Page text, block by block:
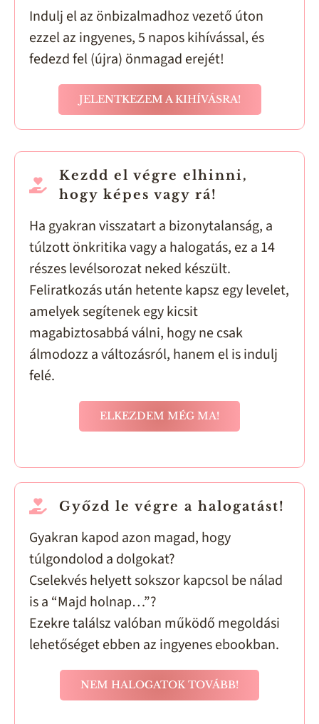
Indulj el az önbizalmadhoz vezető úton
ezzel az ingyenes, 5 napos kihívással, és
fedezd fel (újra) önmagad erejét!
JELENTKEZEM A KIHÍVÁSRA!
Kezdd el végre elhinni,
hogy képes vagy rá!
Ha gyakran visszatart a bizonytalanság, a
túlzott önkritika vagy a halogatás, ez a 14
részes levélsorozat neked készült.
Feliratkozás után hetente kapsz egy levelet,
amelyek segítenek egy kicsit
magabiztosabbá válni, hogy ne csak
álmodozz a változásról, hanem el is indulj
felé.
ELKEZDEM MÉG MA!
Győzd le végre a halogatást!
Gyakran kapod azon magad, hogy
túlgondolod a dolgokat?
Cselekvés helyett sokszor kapcsol be nálad
is a “Majd holnap…”?
Ezekre találsz valóban működő megoldási
lehetőséget ebben az ingyenes ebookban.
NEM HALOGATOK TOVÁBB!